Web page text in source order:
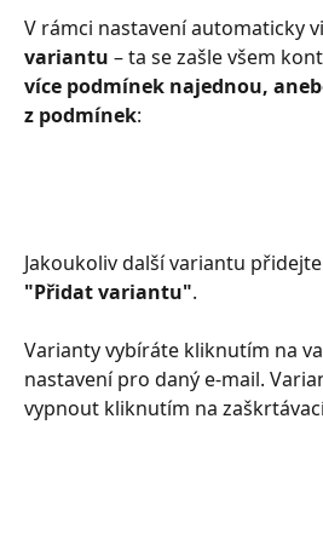
V rámci nastavení automaticky
variantu –⁠⁠⁠⁠⁠⁠ ta se zašle všem
více podmínek najednou,
z podmínek:
Jakoukoliv další variantu
"Přidat variantu".
Varianty vybíráte kliknutím na
nastavení pro daný e-mail.
vypnout kliknutím na